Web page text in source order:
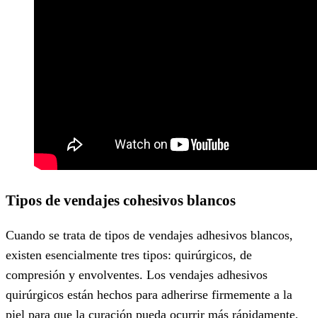
Tipos de vendajes cohesivos blancos
Cuando se trata de tipos de vendajes adhesivos blancos,
existen esencialmente tres tipos: quirúrgicos, de
compresión y envolventes. Los vendajes adhesivos
quirúrgicos están hechos para adherirse firmemente a la
piel para que la curación pueda ocurrir más rápidamente.